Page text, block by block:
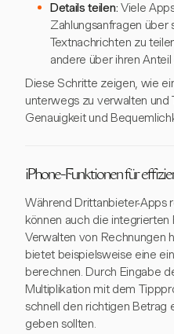
Details teilen: Viele
Zahlungsanfragen über
Textnachrichten zu
andere über ihren
Diese Schritte zeigen, wie
unterwegs zu verwalten und
Genauigkeit und
iPhone-Funktionen für
Während Drittanbieter-Apps
können auch die
Verwalten von Rechnungen
bietet beispielsweise eine
berechnen. Durch Eingabe
Multiplikation mit dem
schnell den richtigen Betrag
geben sollten.